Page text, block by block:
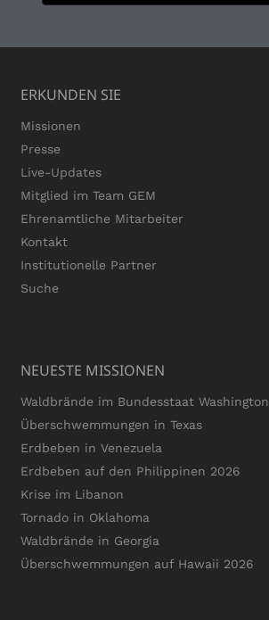
ERKUNDEN SIE
Missionen
Presse
Live-Updates
Mitglied im Team GEM
Ehrenamtliche Mitarbeiter
Kontakt
Institutionelle Partner
Suche
NEUESTE MISSIONEN
Waldbrände im Bundesstaat Washington
Überschwemmungen in Texas
Erdbeben in Venezuela
Erdbeben auf den Philippinen 2026
Krise im Libanon
Tornado in Oklahoma
Waldbrände in Georgia
Überschwemmungen auf Hawaii 2026